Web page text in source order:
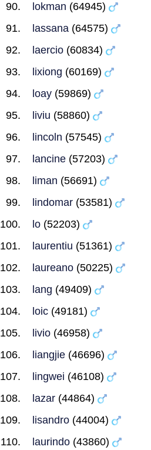
lokman (64945)
lassana (64575)
laercio (60834)
lixiong (60169)
loay (59869)
liviu (58860)
lincoln (57545)
lancine (57203)
liman (56691)
lindomar (53581)
lo (52203)
laurentiu (51361)
laureano (50225)
lang (49409)
loic (49181)
livio (46958)
liangjie (46696)
lingwei (46108)
lazar (44864)
lisandro (44004)
laurindo (43860)